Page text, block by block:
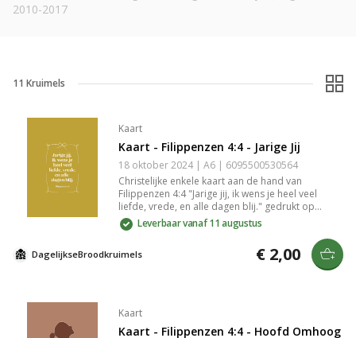
2010-2017
11 Kruimels
Kaart
Kaart - Filippenzen 4:4 - Jarige Jij
18 oktober 2024 | A6 | 6095500530564
Christelijke enkele kaart aan de hand van
Filippenzen 4:4 "Jarige jij, ik wens je heel veel
liefde, vrede, en alle dagen blij." gedrukt op
duurzaam en stevig 300 grams papier met een
matte look. Op de goed beschrijfbare achterkant
DagelijkseBroodkruimels en een kleine
streepjescode. De achterkant is verder volledig
14,8 cm × 10,5 cm × 0,1 cm). De kaart wordt
geleverd met een passende geribbelde kraft
envelop met puntklep. De puntklep is voorzien
Leverbaar vanaf 11 augustus
DagelijkseBroodkruimels € 2,00
Kaart
Kaart - Filippenzen 4:4 - Hoofd Omhoog